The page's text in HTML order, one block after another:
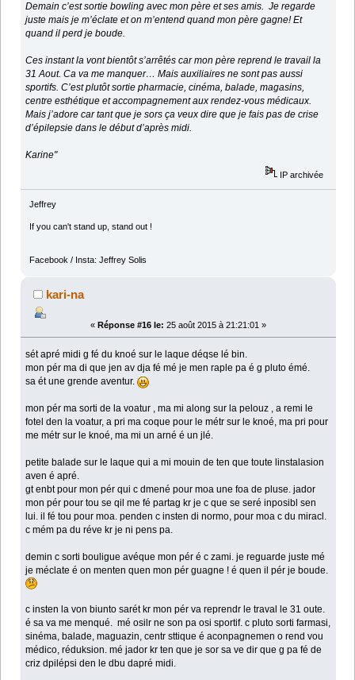
Demain c’est sortie bowling avec mon père et ses amis. Je regarde
juste mais je m’éclate et on m’entend quand mon père gagne! Et
quand il perd je boude.
Ces instant la vont bientôt s’arrêtés car mon père reprend le travail la
31 Aout. Ca va me manquer… Mais auxiliaires ne sont pas aussi
sportifs. C’est plutôt sortie pharmacie, cinéma, balade, magasins,
centre esthétique et accompagnement aux rendez-vous médicaux.
Mais j’adore car tant que je sors ça veux dire que je fais pas de crise
d’épilepsie dans le début d’après midi.
Karine"
IP archivée
Jeffrey
If you can't stand up, stand out !
Facebook / Insta: Jeffrey Solis
kari-na
« Réponse #16 le: 25 août 2015 à 21:21:01 »
sét apré midi g fé du knoé sur le laque déqse lé bin.
mon pér ma di que jen av dja fé mé je men raple pa é g pluto émé.
sa ét une grende aventur.
mon pér ma sorti de la voatur , ma mi along sur la pelouz , a remi le
fotel den la voatur, a pri ma coque pour le métr sur le knoé, ma pri pour
me métr sur le knoé, ma mi un arné é un jlé.
petite balade sur le laque qui a mi mouin de ten que toute linstalasion
aven é apré.
gt enbt pour mon pér qui c dmené pour moa une foa de pluse. jador
mon pér pour tou se qil me fé partag kr je c que se seré inposibl sen
lui. il fé tou pour moa. penden c insten di normo, pour moa c du miracl.
c mém pa du réve kr je ni pens pa.
demin c sorti bouligue avéque mon pér é c zami. je reguarde juste mé
je méclate é on menten quen mon pér guagne ! é quen il pér je boude.
c insten la von biunto sarét kr mon pér va reprendr le traval le 31 oute.
é sa va me menqué. mé osilr ne son pa osi sportif. c pluto sorti farmasi,
sinéma, balade, maguazin, centr sttique é aconpagnemen o rend vou
médico, réduksion. mé jador kr ten que je sor sa ve dir que g pa fé de
criz dpilépsi den le dbu dapré midi.